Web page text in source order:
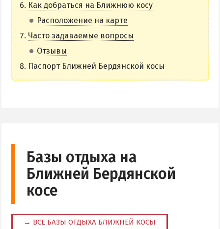
Грязи, лиманы и соленые озера
Санатории
История курорта
ПИТАНИЕ
Виндсерфинг
Рыбалка
ДОСТОПРИМЕЧАТЕЛЬНОСТИ
Памятники и скульптуры
Как добраться на Ближнюю косу
Расположение на карте
Часто задаваемые вопросы
Отзывы
Паспорт Ближней Бердянской косы
Базы отдыха на
Ближней Бердянской
косе
→ ВСЕ БАЗЫ ОТДЫХА БЛИЖНЕЙ КОСЫ